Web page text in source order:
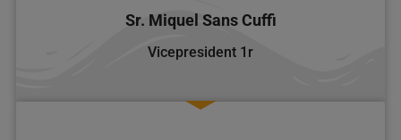
Sr. Miquel Sans Cuffi
Vicepresident 1r